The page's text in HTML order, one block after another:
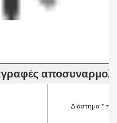
Διάστημα *